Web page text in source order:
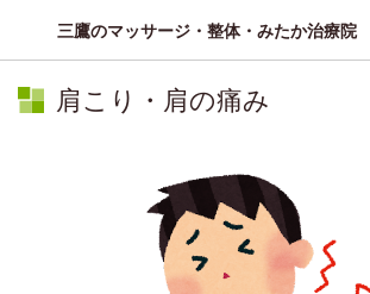
三鷹のマッサージ・整体・みたか治療院
肩こり・肩の痛み